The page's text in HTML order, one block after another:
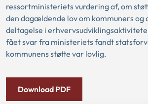
ressortministeriets vurdering af, om
den dagældende lov om kommuners og
deltagelse i
fået svar fra ministeriets fandt
kommunens støtte var lovlig.
Download PDF